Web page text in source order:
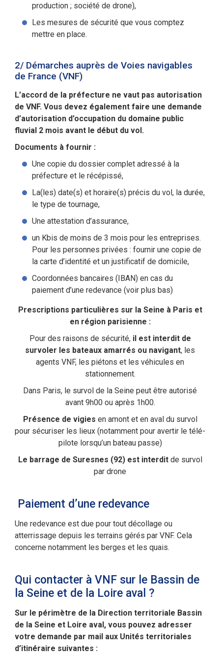
production ; société de drone),
Les mesures de sécurité que vous comptez
mettre en place.
2/ Démarches auprès de Voies navigables
de France (VNF)
L’accord de la préfecture ne vaut pas autorisation
de VNF. Vous devez également faire une demande
d’autorisation d’occupation du domaine public
fluvial 2 mois avant le début du vol.
Documents à fournir :
Une copie du dossier complet adressé à la
préfecture et le récépissé,
La(les) date(s) et horaire(s) précis du vol, la durée,
le type de tournage,
Une attestation d’assurance,
un Kbis de moins de 3 mois pour les entreprises.
Pour les personnes privées : fournir une copie de
la carte d’identité et un justificatif de domicile,
Coordonnées bancaires (IBAN) en cas du
paiement d’une redevance (voir plus bas)
Prescriptions particulières sur la Seine à Paris et
en région parisienne :
Pour des raisons de sécurité, il est interdit de
survoler les bateaux amarrés ou navigant, les
agents VNF, les piétons et les véhicules en
stationnement.
Dans Paris, le survol de la Seine peut être autorisé
avant 9h00 ou après 1h00.
Présence de vigies en amont et en aval du survol
pour sécuriser les lieux (notamment pour avertir le télé-
pilote lorsqu’un bateau passe)
Le barrage de Suresnes (92) est interditde survol
par drone
Paiement d’une redevance
Une redevance est due pour tout décollage ou
atterrissage depuis les terrains gérés par VNF. Cela
concerne notamment les berges et les quais.
Qui contacter à VNF sur le Bassin de
la Seine et de la Loire aval ?
Sur le périmètre de la Direction territoriale Bassin
de la Seine et Loire aval, vous pouvez adresser
votre demande par mail aux Unités territoriales
d’itinéraire suivantes :